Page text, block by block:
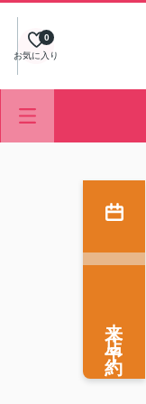
お気に入り
0
来店予約